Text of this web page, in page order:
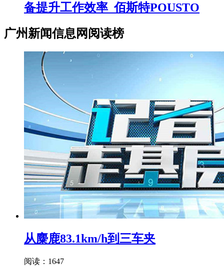
备提升工作效率_佰斯特POUSTO
广州新闻信息网阅读榜
从麋鹿83.1km/h到三车夹
阅读：1647